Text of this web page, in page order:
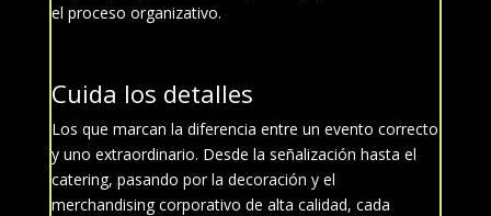
el proceso organizativo.
Cuida los detalles
Los que marcan la diferencia entre un evento correcto
y uno extraordinario. Desde la señalización hasta el
catering, pasando por la decoración y el
merchandising corporativo de alta calidad, cada